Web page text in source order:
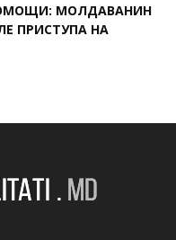
МОЛДАВАНИН
ПРИСТУПА НА